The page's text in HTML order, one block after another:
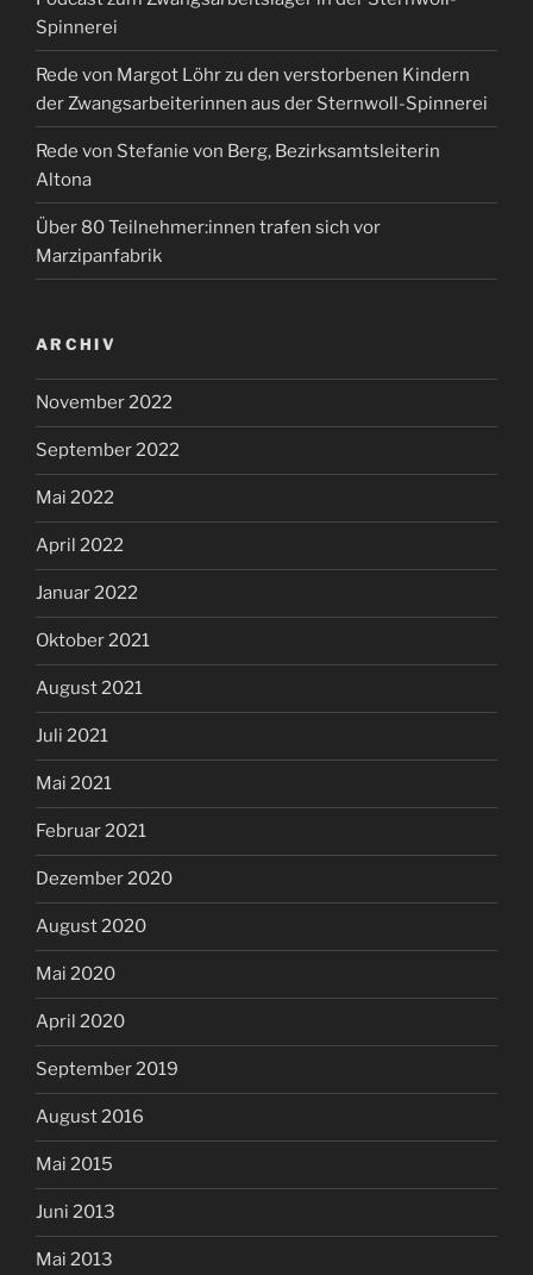
Spinnerei
Rede von Margot Löhr zu den verstorbenen Kindern
der Zwangsarbeiterinnen aus der Sternwoll-Spinnerei
Rede von Stefanie von Berg, Bezirksamtsleiterin
Altona
Über 80 Teilnehmer:innen trafen sich vor
Marzipanfabrik
ARCHIV
November 2022
September 2022
Mai 2022
April 2022
Januar 2022
Oktober 2021
August 2021
Juli 2021
Mai 2021
Februar 2021
Dezember 2020
August 2020
Mai 2020
April 2020
September 2019
August 2016
Mai 2015
Juni 2013
Mai 2013